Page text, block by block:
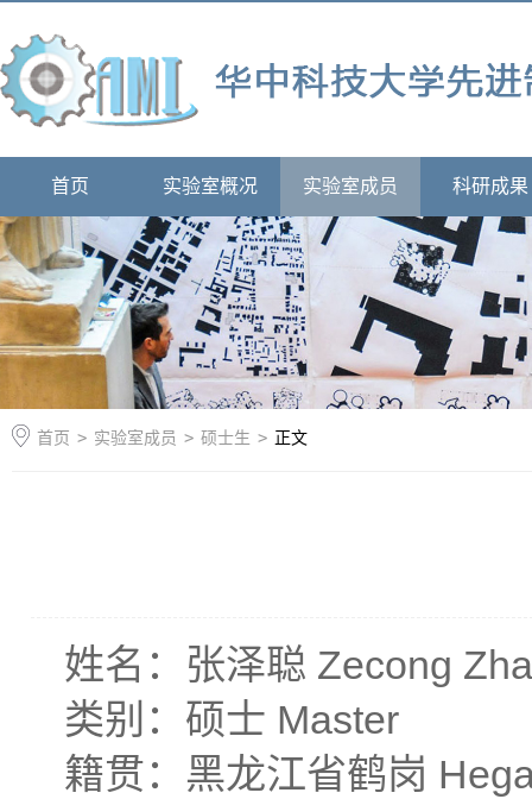
首页 实验室概况 实验室成员 科研成果
首页 > 实验室成员 > 硕士生 > 正文
姓名：张泽聪 Zecong
类别：硕士 Master
籍贯：黑龙江省鹤岗